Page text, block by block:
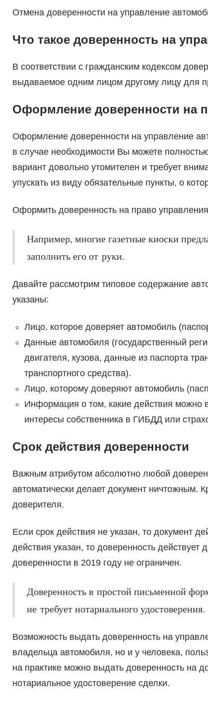
Отмена доверенности на управление
Что такое доверенность на
В соответствии с гражданским кодексом
выдаваемое одним лицом другому лицу для
Оформление доверенности на
Оформление доверенности на управление
в случае необходимости Вы можете
вариант довольно утомителен и требует
упускать из виду обязательные пункты, о
Оформить доверенность на право
Например, многие газетные киоски
заполнить его от руки.
Давайте рассмотрим типовое содержание
указаны:
Лицо, которое доверяет автомобиль
Данные автомобиля (государственный
двигателя, кузова, данные из паспорта
транспортного средства).
Лицо, которому доверяют автомобиль
Информация о том, какие действия можно
интересы собственника в ГИБДД или
Срок действия доверенности
Важным атрибутом абсолютно любой
автоматически делает документ ничтожным.
доверителя.
Если срок действия не указан, то документ
действия указан, то доверенность действует
доверенности в 2019 году не ограничен.
Доверенность в простой письменной
не требует нотариального удостоверения.
Возможность выдать доверенность на
владельца автомобиля, но и у человека,
на практике можно выдать доверенность на
нотариальное удостоверение сделки.